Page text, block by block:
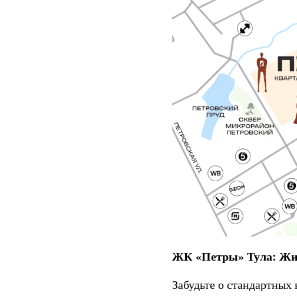
ЖК «Петры» Тула:
Забудьте о